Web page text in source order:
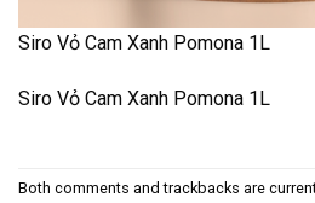
Siro Vỏ Cam Xanh Pomona 1L
Siro Vỏ Cam Xanh Pomona 1L
Both comments and trackbacks are